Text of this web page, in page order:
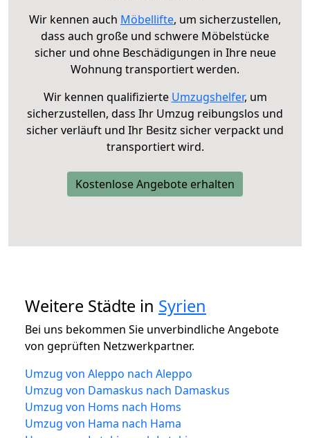
Wir kennen auch Möbellifte, um sicherzustellen,
dass auch große und schwere Möbelstücke
sicher und ohne Beschädigungen in Ihre neue
Wohnung transportiert werden.
Wir kennen qualifizierte Umzugshelfer, um
sicherzustellen, dass Ihr Umzug reibungslos und
sicher verläuft und Ihr Besitz sicher verpackt und
transportiert wird.
Kostenlose Angebote erhalten
Weitere Städte in Syrien
Bei uns bekommen Sie unverbindliche Angebote
von geprüften Netzwerkpartner.
Umzug von Aleppo nach Aleppo
Umzug von Damaskus nach Damaskus
Umzug von Homs nach Homs
Umzug von Hama nach Hama